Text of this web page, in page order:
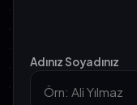
Adınız Soyadınız